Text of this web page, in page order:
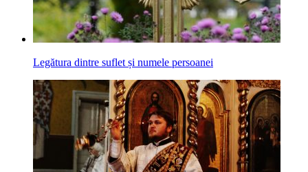
Legătura dintre suflet și numele persoanei